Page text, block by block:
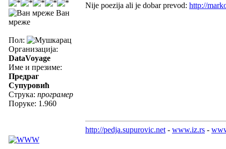
Ван
мреже
Пол:
Организација:
DataVoyage
Име и презиме:
Предраг
Супуровић
Струка: програмер
Поруке: 1.960
Nije poezija ali je dobar prevod: http://
http://pedja.supurovic.net - www.iz.rs -